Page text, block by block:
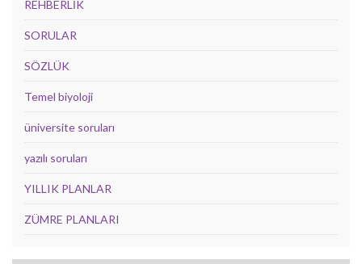
REHBERLİK
SORULAR
SÖZLÜK
Temel biyoloji
üniversite soruları
yazılı soruları
YILLIK PLANLAR
ZÜMRE PLANLARI